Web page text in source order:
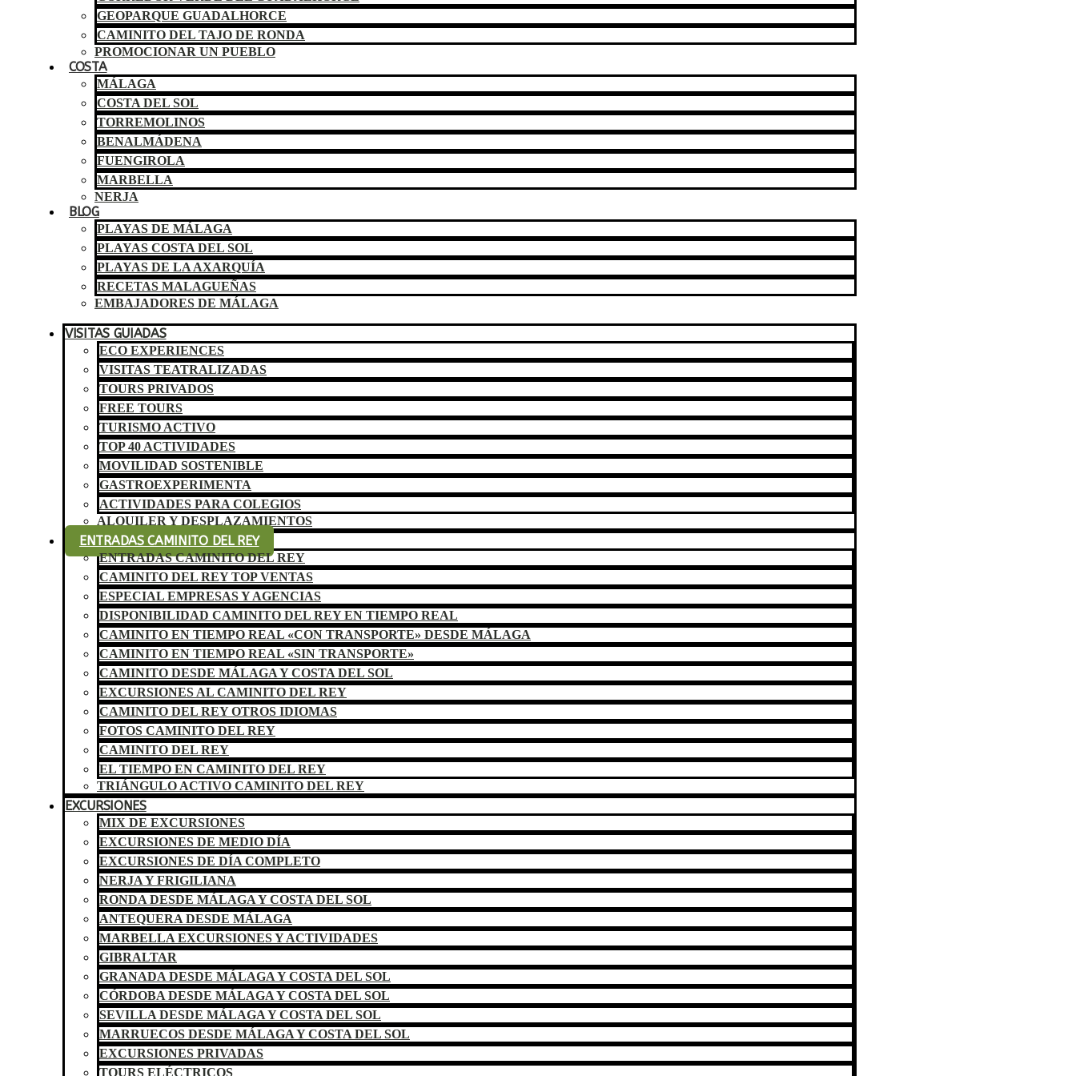
GEOPARQUE GUADALHORCE
CAMINITO DEL TAJO DE RONDA
PROMOCIONAR UN PUEBLO
COSTA
MÁLAGA
COSTA DEL SOL
TORREMOLINOS
BENALMÁDENA
FUENGIROLA
MARBELLA
NERJA
BLOG
PLAYAS DE MÁLAGA
PLAYAS COSTA DEL SOL
PLAYAS DE LA AXARQUÍA
RECETAS MALAGUEÑAS
EMBAJADORES DE MÁLAGA
VISITAS GUIADAS
ECO EXPERIENCES
VISITAS TEATRALIZADAS
TOURS PRIVADOS
FREE TOURS
TURISMO ACTIVO
TOP 40 ACTIVIDADES
MOVILIDAD SOSTENIBLE
GASTROEXPERIMENTA
ACTIVIDADES PARA COLEGIOS
ALQUILER Y DESPLAZAMIENTOS
ENTRADAS CAMINITO DEL REY
ENTRADAS CAMINITO DEL REY
CAMINITO DEL REY TOP VENTAS
ESPECIAL EMPRESAS Y AGENCIAS
DISPONIBILIDAD CAMINITO DEL REY EN TIEMPO REAL
CAMINITO EN TIEMPO REAL «CON TRANSPORTE» DESDE MÁLAGA
CAMINITO EN TIEMPO REAL «SIN TRANSPORTE»
CAMINITO DESDE MÁLAGA Y COSTA DEL SOL
EXCURSIONES AL CAMINITO DEL REY
CAMINITO DEL REY OTROS IDIOMAS
FOTOS CAMINITO DEL REY
CAMINITO DEL REY
EL TIEMPO EN CAMINITO DEL REY
TRIÁNGULO ACTIVO CAMINITO DEL REY
EXCURSIONES
MIX DE EXCURSIONES
EXCURSIONES DE MEDIO DÍA
EXCURSIONES DE DÍA COMPLETO
NERJA Y FRIGILIANA
RONDA DESDE MÁLAGA Y COSTA DEL SOL
ANTEQUERA DESDE MÁLAGA
MARBELLA EXCURSIONES Y ACTIVIDADES
GIBRALTAR
GRANADA DESDE MÁLAGA Y COSTA DEL SOL
CÓRDOBA DESDE MÁLAGA Y COSTA DEL SOL
SEVILLA DESDE MÁLAGA Y COSTA DEL SOL
MARRUECOS DESDE MÁLAGA Y COSTA DEL SOL
EXCURSIONES PRIVADAS
TOURS ELÉCTRICOS